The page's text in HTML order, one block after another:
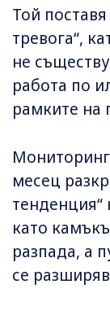
Той
тревога“,
не
работа по
рамките на
месец
тенденция“
като
разпада, а
се